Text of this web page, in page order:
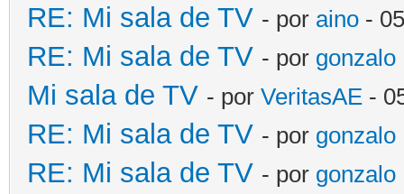
RE: Mi sala de TV - por aino -
RE: Mi sala de TV - por gonzalo
Mi sala de TV - por VeritasAE -
RE: Mi sala de TV - por gonzalo
RE: Mi sala de TV - por gonzalo